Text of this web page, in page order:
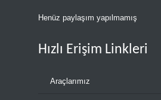
Henüz paylaşım yapılmamış
Hızlı Erişim Linkleri
Araçlarımız